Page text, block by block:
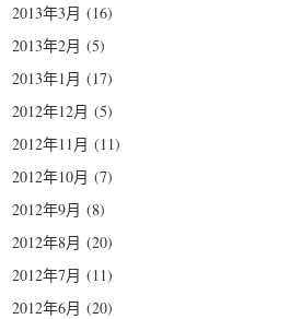
2013年3月 (16)
2013年2月 (5)
2013年1月 (17)
2012年12月 (5)
2012年11月 (11)
2012年10月 (7)
2012年9月 (8)
2012年8月 (20)
2012年7月 (11)
2012年6月 (20)